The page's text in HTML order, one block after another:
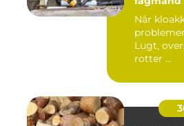
Når
Lugt,
rotter ...